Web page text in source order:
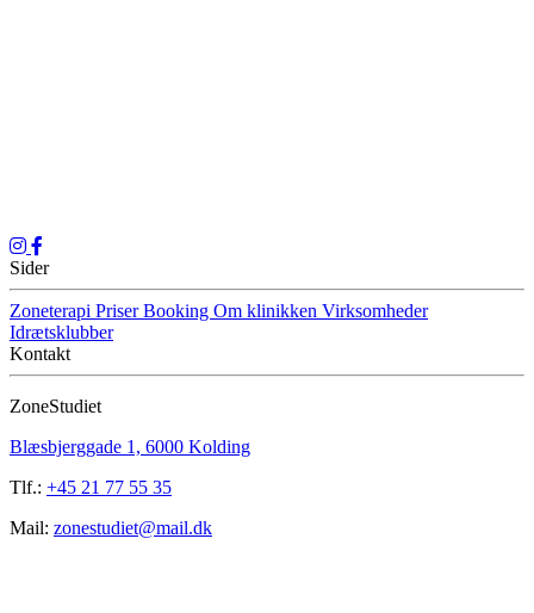
Sider
Zoneterapi PriserBooking Om klinikken Virksomheder
Idrætsklubber
Kontakt
ZoneStudiet
Blæsbjerggade 1, 6000 Kolding
Tlf.: +45 21 77 55 35
Mail: zonestudiet@mail.dk